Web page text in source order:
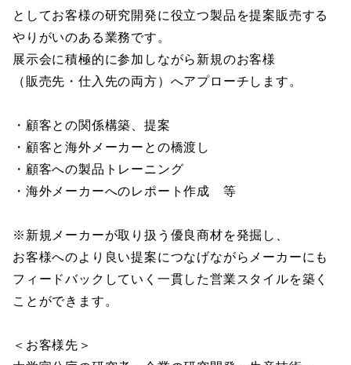
としてお客様の研究開発に役立つ製品を提案販売する
やりがいのある業務です。
展示会に積極的に参加しながら新規のお客様
（販売先・仕入先の両方）へアプローチします。
・顧客との関係構築、提案
・顧客と海外メーカーとの橋渡し
・顧客への製品トレーニング
・海外メーカーへのレポート作成 等
※新規メーカーが取り扱う優良商材を発掘し、
お客様へのより良い提案につなげながらメーカーにも
フィードバックしていく一貫した営業スタイルを築く
ことができます。
＜お客様先＞